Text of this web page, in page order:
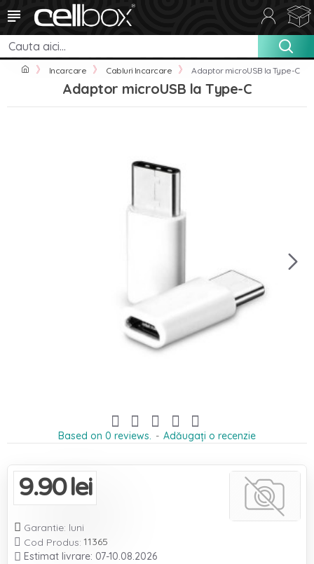
Incarcare Cabluri Incarcare Adaptor microUSB la Type-C
Adaptor microUSB la Type-C
Based on 0 reviews. - Adăugați o recenzie
9.90 lei
Garantie: luni
 Cod Produs: 11365
Estimat livrare: 07-10.08.2026